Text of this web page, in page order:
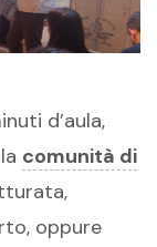
d’aula,
comunità di
oppure